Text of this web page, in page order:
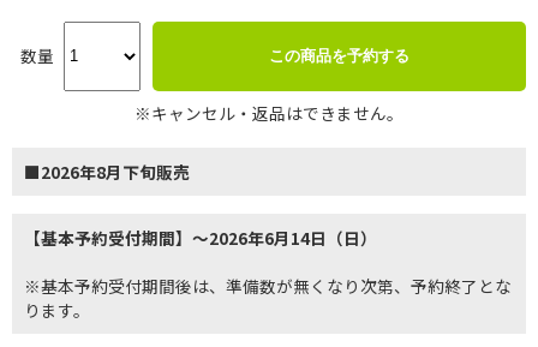
数量 この商品を予約する
※キャンセル・返品はできません。
■2026年8月下旬販売
【基本予約受付期間】～2026年6月14日（日）
※基本予約受付期間後は、準備数が無くなり次第、予約終了とな
ります。